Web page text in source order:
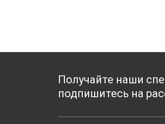
Получайте наши
подпишитесь на